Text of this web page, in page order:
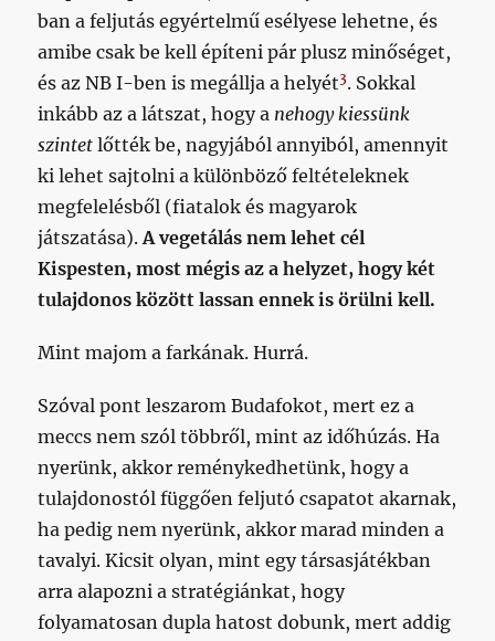
ban a feljutás egyértelmű esélyese lehetne, és
amibe csak be kell építeni pár plusz minőséget,
és az NB I-ben is megállja a helyét3. Sokkal
inkább az a látszat, hogy a nehogy kiessünk
szintet lőtték be, nagyjából annyiból, amennyit
ki lehet sajtolni a különböző feltételeknek
megfelelésből (fiatalok és magyarok
játszatása).A vegetálás nem lehet cél
Kispesten, most mégis az a helyzet, hogy két
tulajdonos között lassan ennek is örülni kell.
Mint majom a farkának. Hurrá.
Szóval pont leszarom Budafokot, mert ez a
meccs nem szól többről, mint az időhúzás. Ha
nyerünk, akkor reménykedhetünk, hogy a
tulajdonostól függően feljutó csapatot akarnak,
ha pedig nem nyerünk, akkor marad minden a
tavalyi. Kicsit olyan, mint egy társasjátékban
arra alapozni a stratégiánkat, hogy
folyamatosan dupla hatost dobunk, mert addig